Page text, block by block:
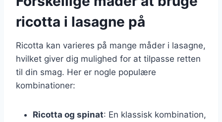
ricotta i lasagne på
Ricotta kan varieres på mange måder i lasagne,
hvilket giver dig mulighed for at tilpasse retten
til din smag. Her er nogle populære
kombinationer:
Ricotta og spinat: En klassisk kombination,